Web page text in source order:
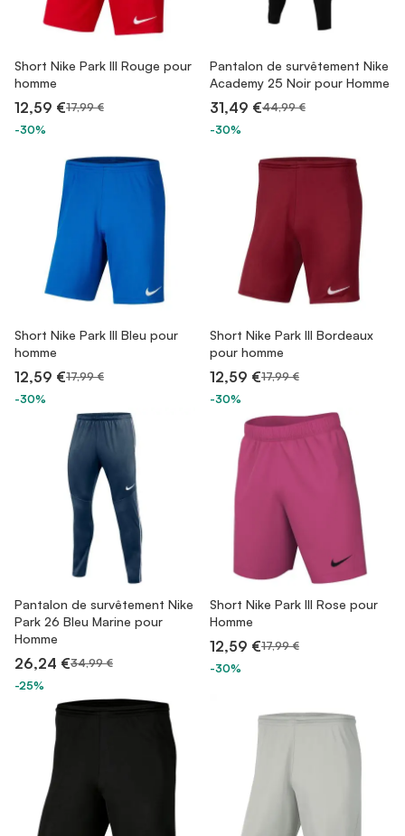
Short Nike Park III Rouge pour
homme
12,59 €17,99 €
-30%
Pantalon de survêtement Nike
Academy 25 Noir pour Homme
31,49 €44,99 €
-30%
Short Nike Park III Bleu pour
homme
12,59 €17,99 €
-30%
Short Nike Park III Bordeaux
pour homme
12,59 €17,99 €
-30%
Pantalon de survêtement Nike
Park 26 Bleu Marine pour
Homme
26,24 €34,99 €
-25%
Short Nike Park III Rose pour
Homme
12,59 €17,99 €
-30%